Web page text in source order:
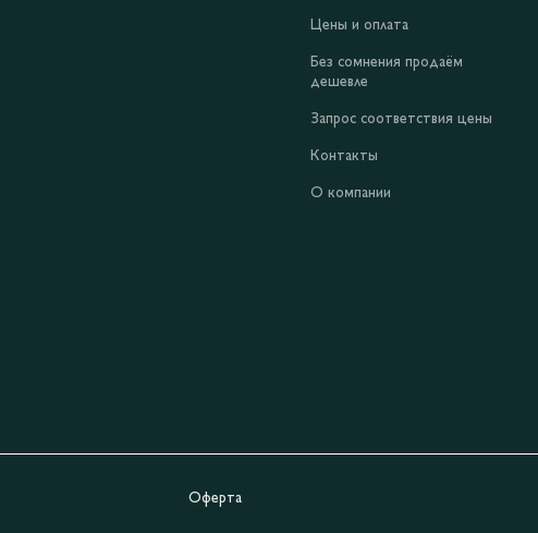
Цены и оплата
Без сомнения продаём
дешевле
Запрос соответствия цены
Контакты
О компании
Оферта